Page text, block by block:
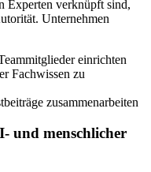
Experten verknüpft sind,
Unternehmen
einrichten
Fachwissen zu
zusammenarbeiten
und menschlicher